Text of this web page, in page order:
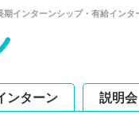
インターンシップ・有給インタ
ンターン 説明会